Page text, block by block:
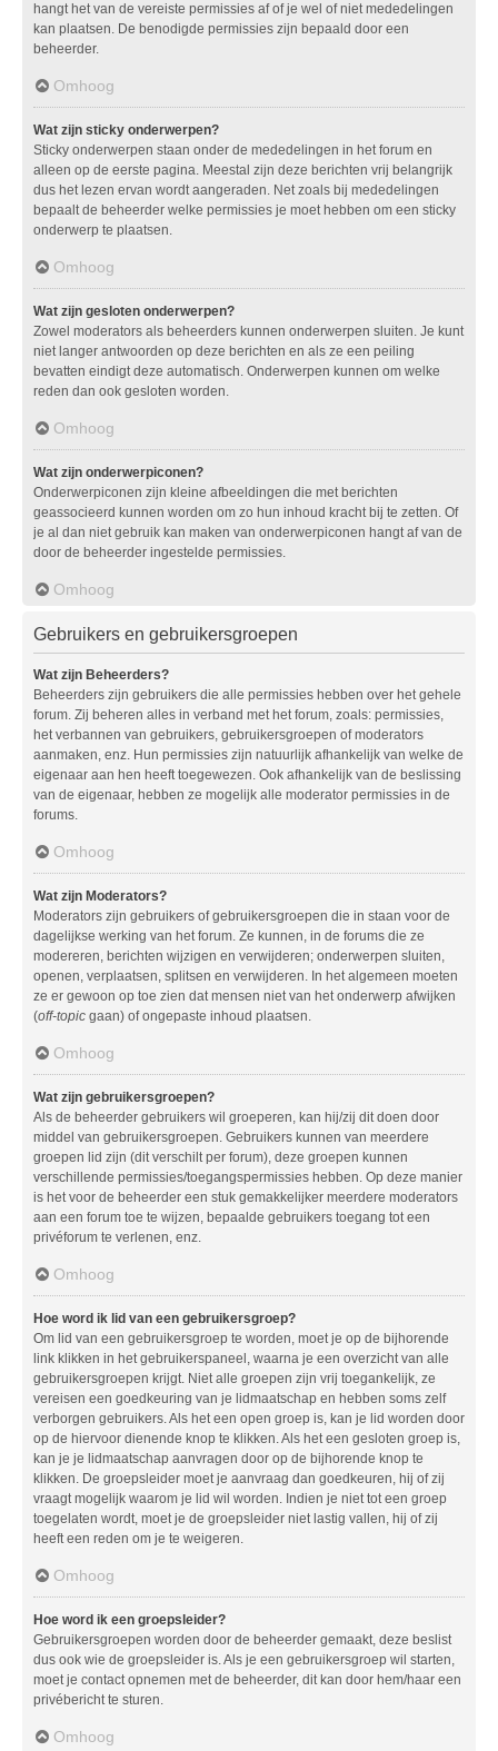
hangt het van de vereiste permissies af of je wel of niet mededelingen
kan plaatsen. De benodigde permissies zijn bepaald door een
beheerder.
Omhoog
Wat zijn sticky onderwerpen?
Sticky onderwerpen staan onder de mededelingen in het forum en
alleen op de eerste pagina. Meestal zijn deze berichten vrij belangrijk
dus het lezen ervan wordt aangeraden. Net zoals bij mededelingen
bepaalt de beheerder welke permissies je moet hebben om een sticky
onderwerp te plaatsen.
Omhoog
Wat zijn gesloten onderwerpen?
Zowel moderators als beheerders kunnen onderwerpen sluiten. Je kunt
niet langer antwoorden op deze berichten en als ze een peiling
bevatten eindigt deze automatisch. Onderwerpen kunnen om welke
reden dan ook gesloten worden.
Omhoog
Wat zijn onderwerpiconen?
Onderwerpiconen zijn kleine afbeeldingen die met berichten
geassocieerd kunnen worden om zo hun inhoud kracht bij te zetten. Of
je al dan niet gebruik kan maken van onderwerpiconen hangt af van de
door de beheerder ingestelde permissies.
Omhoog
Gebruikers en gebruikersgroepen
Wat zijn Beheerders?
Beheerders zijn gebruikers die alle permissies hebben over het gehele
forum. Zij beheren alles in verband met het forum, zoals: permissies,
het verbannen van gebruikers, gebruikersgroepen of moderators
aanmaken, enz. Hun permissies zijn natuurlijk afhankelijk van welke de
eigenaar aan hen heeft toegewezen. Ook afhankelijk van de beslissing
van de eigenaar, hebben ze mogelijk alle moderator permissies in de
forums.
Omhoog
Wat zijn Moderators?
Moderators zijn gebruikers of gebruikersgroepen die in staan voor de
dagelijkse werking van het forum. Ze kunnen, in de forums die ze
modereren, berichten wijzigen en verwijderen; onderwerpen sluiten,
openen, verplaatsen, splitsen en verwijderen. In het algemeen moeten
ze er gewoon op toe zien dat mensen niet van het onderwerp afwijken
(off-topic gaan) of ongepaste inhoud plaatsen.
Omhoog
Wat zijn gebruikersgroepen?
Als de beheerder gebruikers wil groeperen, kan hij/zij dit doen door
middel van gebruikersgroepen. Gebruikers kunnen van meerdere
groepen lid zijn (dit verschilt per forum), deze groepen kunnen
verschillende permissies/toegangspermissies hebben. Op deze manier
is het voor de beheerder een stuk gemakkelijker meerdere moderators
aan een forum toe te wijzen, bepaalde gebruikers toegang tot een
privéforum te verlenen, enz.
Omhoog
Hoe word ik lid van een gebruikersgroep?
Om lid van een gebruikersgroep te worden, moet je op de bijhorende
link klikken in het gebruikerspaneel, waarna je een overzicht van alle
gebruikersgroepen krijgt. Niet alle groepen zijn vrij toegankelijk, ze
vereisen een goedkeuring van je lidmaatschap en hebben soms zelf
verborgen gebruikers. Als het een open groep is, kan je lid worden door
op de hiervoor dienende knop te klikken. Als het een gesloten groep is,
kan je je lidmaatschap aanvragen door op de bijhorende knop te
klikken. De groepsleider moet je aanvraag dan goedkeuren, hij of zij
vraagt mogelijk waarom je lid wil worden. Indien je niet tot een groep
toegelaten wordt, moet je de groepsleider niet lastig vallen, hij of zij
heeft een reden om je te weigeren.
Omhoog
Hoe word ik een groepsleider?
Gebruikersgroepen worden door de beheerder gemaakt, deze beslist
dus ook wie de groepsleider is. Als je een gebruikersgroep wil starten,
moet je contact opnemen met de beheerder, dit kan door hem/haar een
privébericht te sturen.
Omhoog